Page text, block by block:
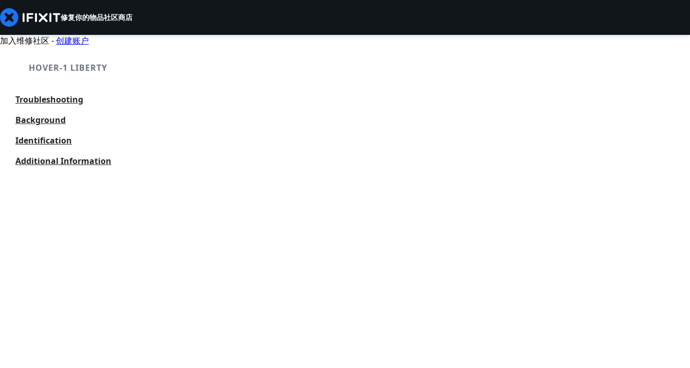
修复你的物品社区商店
加入维修社区 -创建账户
HOVER-1 LIBERTY
Troubleshooting
Background
Identification
Additional Information